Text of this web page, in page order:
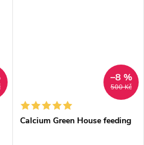
500 Kč
–8 %
Calcium Green House feeding